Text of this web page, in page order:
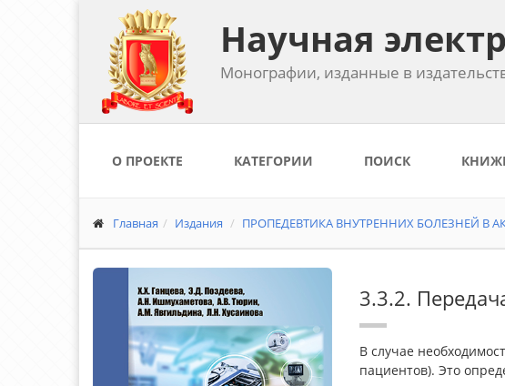
Научная
Монографии, изданные в
О ПРОЕКТЕ КАТЕГОРИИ ПОИСК
Главная Издания ПРОПЕДЕВТИКА ВНУТРЕННИХ БОЛЕЗНЕЙ В
3.3.2.
В случае
пациентов). Это